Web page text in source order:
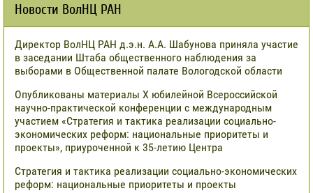
Новости ВолНЦ РАН
Директор ВолНЦ РАН д.э.н. А.А. Шабунова приняла участие
в заседании Штаба общественного наблюдения за
выборами в Общественной палате Вологодской области
Опубликованы материалы X юбилейной Всероссийской
научно-практической конференции с международным
участием «Стратегия и тактика реализации социально-
экономических реформ: национальные приоритеты и
проекты», приуроченной к 35-летию Центра
Стратегия и тактика реализации социально-экономических
реформ: национальные приоритеты и проекты